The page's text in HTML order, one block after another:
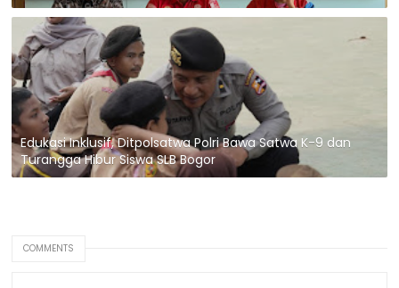
Edukasi Inklusif, Ditpolsatwa Polri Bawa Satwa K-9 dan
Turangga Hibur Siswa SLB Bogor
COMMENTS